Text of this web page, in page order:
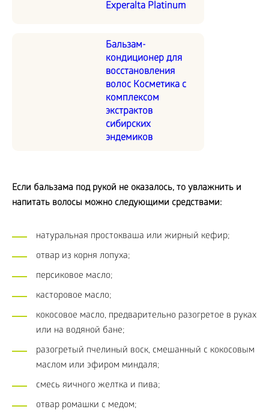
Experalta Platinum
Бальзам-
кондиционер для
восстановления
волос Косметика с
комплексом
экстрактов
сибирских
эндемиков
Если бальзама под рукой не оказалось, то увлажнить и
напитать волосы можно следующими средствами:
натуральная простокваша или жирный кефир;
отвар из корня лопуха;
персиковое масло;
касторовое масло;
кокосовое масло, предварительно разогретое в руках
или на водяной бане;
разогретый пчелиный воск, смешанный с кокосовым
маслом или эфиром миндаля;
смесь яичного желтка и пива;
отвар ромашки с медом;